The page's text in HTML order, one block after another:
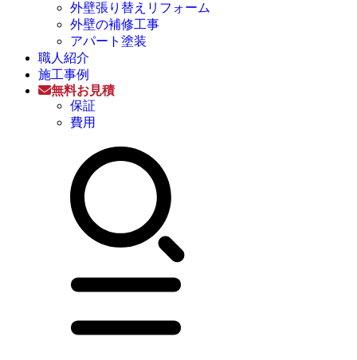
外壁張り替えリフォーム
外壁の補修工事
アパート塗装
職人紹介
施工事例
無料お見積
保証
費用